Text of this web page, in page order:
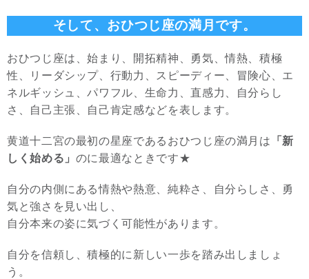
そして、おひつじ座の満月です。
おひつじ座は、始まり、開拓精神、勇気、情熱、積極
性、リーダシップ、行動力、スピーディー、冒険心、エ
ネルギッシュ、パワフル、生命力、直感力、自分らし
さ、自己主張、自己肯定感などを表します。
黄道十二宮の最初の星座であるおひつじ座の満月は 「新
しく始める」 のに最適なときです★
自分の内側にある情熱や熱意、純粋さ、自分らしさ、勇
気と強さを見い出し、
自分本来の姿に気づく可能性があります。
自分を信頼し、積極的に新しい一歩を踏み出しましょ
う。